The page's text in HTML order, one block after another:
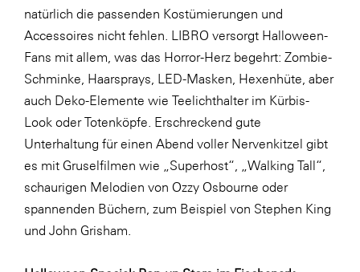
OMV
OptimaMed
PAGRO
PHH Rechtsanwält:innen
Primark
Salesforce
sebamed
SeneCura
natürlich die passenden Kostümierungen und
Accessoires nicht fehlen. LIBRO versorgt Halloween-
Fans mit allem, was das Horror-Herz begehrt: Zombie-
Schminke, Haarsprays, LED-Masken, Hexenhüte, aber
auch Deko-Elemente wie Teelichthalter im Kürbis-
Look oder Totenköpfe. Erschreckend gute
Unterhaltung für einen Abend voller Nervenkitzel gibt
es mit Gruselfilmen wie „Superhost“, „Walking Tall“,
schaurigen Melodien von Ozzy Osbourne oder
spannenden Büchern, zum Beispiel von Stephen King
und John Grisham.